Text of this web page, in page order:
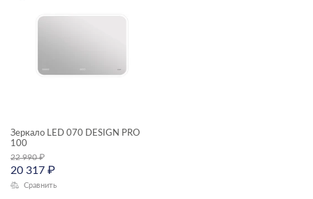
Зеркало LED 070 DESIGN PRO
100
22 990₽
20 317 ₽
Сравнить